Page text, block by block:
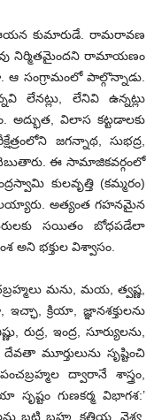
ఈయన కుమారుడే. రామరావణ
నిర్మితమైందని రామాయణం
ఆ సంగ్రామంలో పాల్గొన్నాడు.
లేనట్లు, లేనివి ఉన్నట్లు
అద్భుత, విలాస కట్టడాలకు
జగన్నాథ, సుభద్ర,
చెబుతారు. ఈ సామాజికవర్గంలో
కులవృత్తి (కమ్మరం)
అత్యంత గహనమైన
సయితం బోధపడేలా
భక్తుల విశ్వాసం.
మను, మయ, త్వష్ణ,
క్రియా, జ్ఞానశక్తులను
రుద్ర, ఇంద్ర, సూర్యులను,
మూర్తులును సృష్టించి
ద్వారానే శాస్త్రం,
సృష్టం గుణకర్మ విభాగశ:’
బట్టి బ్రహ్మ, క్షత్రియ, వైశ్య,